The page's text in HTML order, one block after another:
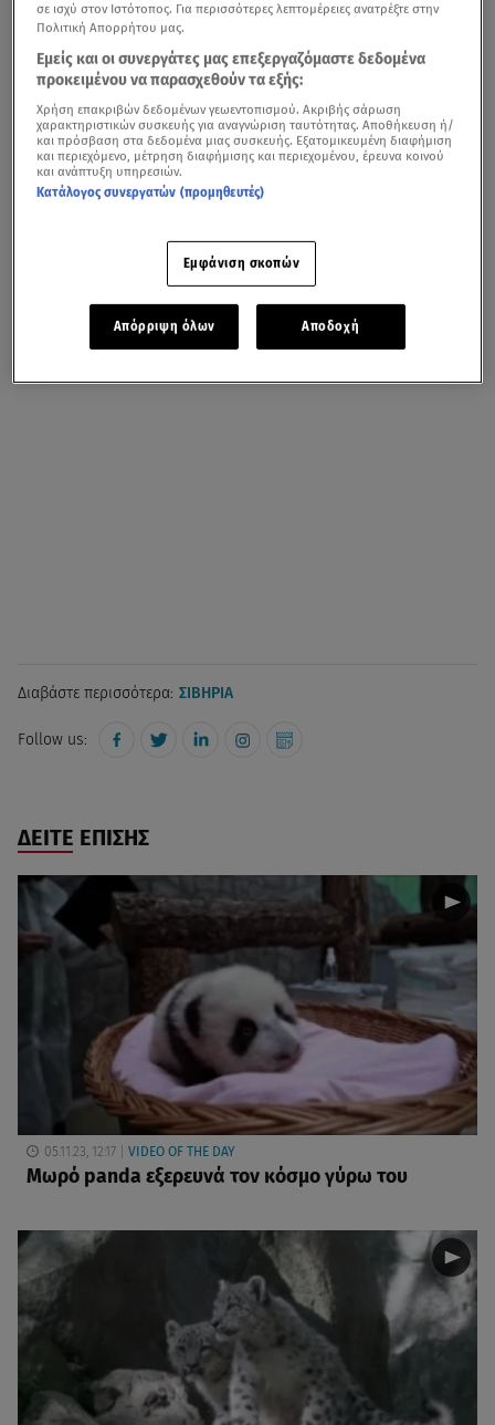
Διαβάστε περισσότερα: ΣΙΒΗΡΙΑ
Follow us:
ΔΕΙΤΕ ΕΠΙΣΗΣ
05.11.23, 12:17 VIDEO OF THE DAY
Μωρό panda εξερευνά τον κόσμο γύρω του
σε ισχύ στον Ιστότοπος. Για περισσότερες λεπτομέρειες ανατρέξτε στην
Πολιτική Απορρήτου μας.
Εμείς και οι συνεργάτες μας επεξεργαζόμαστε δεδομένα
προκειμένου να παρασχεθούν τα εξής:
Χρήση επακριβών δεδομένων γεωεντοπισμού. Ακριβής σάρωση
χαρακτηριστικών συσκευής για αναγνώριση ταυτότητας. Αποθήκευση ή/
και πρόσβαση στα δεδομένα μιας συσκευής. Εξατομικευμένη διαφήμιση
και περιεχόμενο, μέτρηση διαφήμισης και περιεχομένου, έρευνα κοινού
και ανάπτυξη υπηρεσιών.
Κατάλογος συνεργατών (προμηθευτές)
Εμφάνιση σκοπών
Απόρριψη όλων Αποδοχή